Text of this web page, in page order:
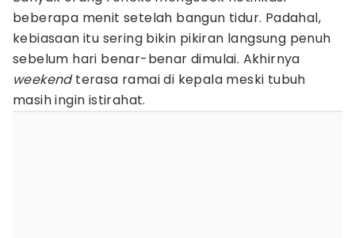
beberapa menit setelah bangun tidur. Padahal,
kebiasaan itu sering bikin pikiran langsung penuh
sebelum hari benar-benar dimulai. Akhirnya
weekendterasa ramai di kepala meski tubuh
masih ingin istirahat.